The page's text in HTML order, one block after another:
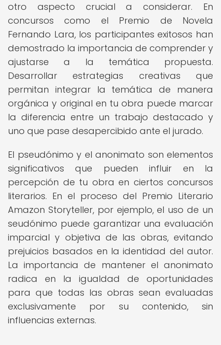
otro aspecto crucial a considerar. En
concursos como el Premio de Novela
Fernando Lara, los participantes exitosos han
demostrado la importancia de comprender y
ajustarse a la temática propuesta.
Desarrollar estrategias creativas que
permitan integrar la temática de manera
orgánica y original en tu obra puede marcar
la diferencia entre un trabajo destacado y
uno que pase desapercibido ante el jurado.
El pseudónimo y el anonimato son elementos
significativos que pueden influir en la
percepción de tu obra en ciertos concursos
literarios. En el proceso del Premio Literario
Amazon Storyteller, por ejemplo, el uso de un
seudónimo puede garantizar una evaluación
imparcial y objetiva de las obras, evitando
prejuicios basados en la identidad del autor.
La importancia de mantener el anonimato
radica en la igualdad de oportunidades
para que todas las obras sean evaluadas
exclusivamente por su contenido, sin
influencias externas.